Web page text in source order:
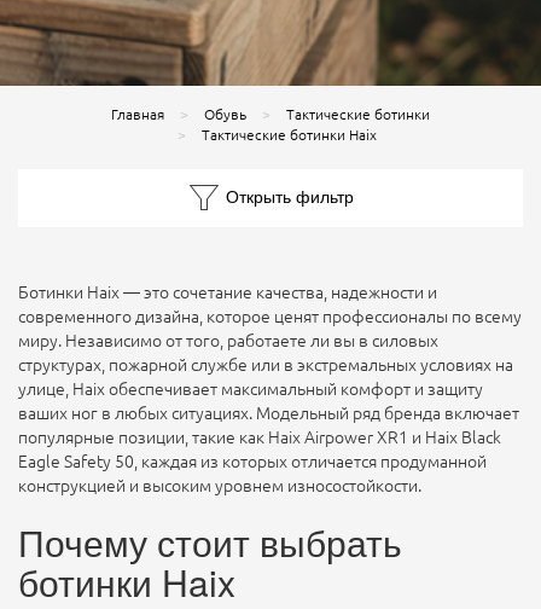
Главная Обувь
Тактические ботинки
Тактические ботинки Haix
Открыть фильтр
Ботинки Haix — это сочетание качества, надежности и
современного дизайна, которое ценят профессионалы по всему
миру. Независимо от того, работаете ли вы в силовых
структурах, пожарной службе или в экстремальных условиях на
улице, Haix обеспечивает максимальный комфорт и защиту
ваших ног в любых ситуациях. Модельный ряд бренда включает
популярные позиции, такие как Haix Airpower XR1 и Haix Black
Eagle Safety 50, каждая из которых отличается продуманной
конструкцией и высоким уровнем износостойкости.
Почему стоит выбрать
ботинки Haix